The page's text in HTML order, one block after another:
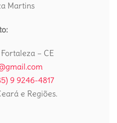
Martins
Fortaleza – CE
9 9246-4817
e Regiões.